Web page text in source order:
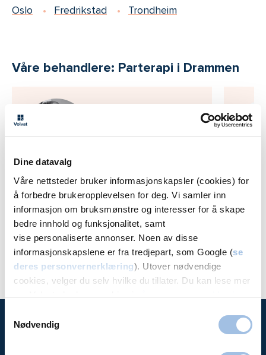
Dine datavalg
Våre nettsteder bruker informasjonskapsler (cookies) for
å forbedre brukeropplevelsen for deg. Vi samler inn
informasjon om bruksmønstre og interesser for å skape
bedre innhold og funksjonalitet, samt
vise personaliserte annonser. Noen av disse
informasjonskapslene er fra tredjepart, som Google (se
deres personvernerklæring). Utover nødvendige
cookies, velger du selv hvilke du tillater. Du kan lese mer
om Volvats bruk av cookies ivår personvernerklæring.
Nødvendig
Oslo Fredrikstad Trondheim
Våre behandlere: Parterapi i Drammen
Pia Nyborg
Psykologspesialist
Volvat CC Drammen
Nils